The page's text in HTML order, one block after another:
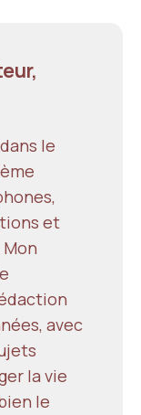
le
et
avec
la vie
le